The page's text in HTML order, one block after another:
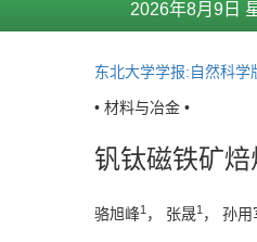
2026年8月9日
东北大学学报:自然科学
• 材料与冶金 •
钒钛磁铁矿
骆旭峰1 ， 张晟1 ， 孙用